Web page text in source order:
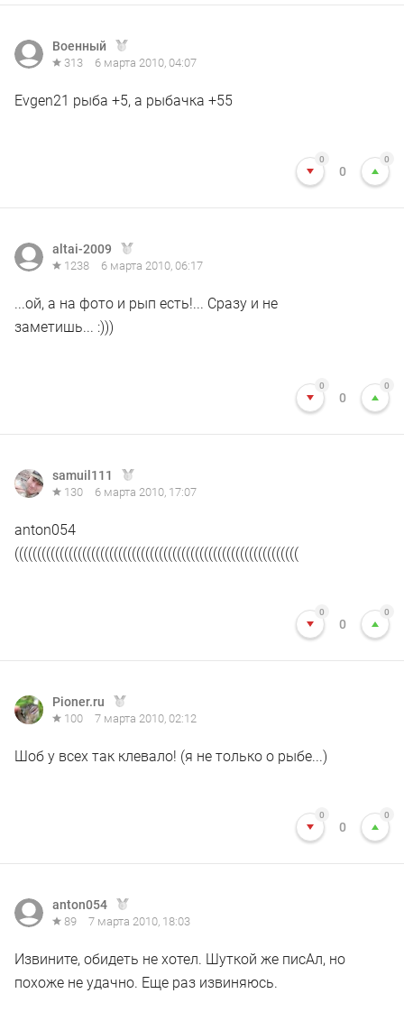
Военный
313 6 марта 2010, 04:07
Evgen21 рыба +5, а рыбачка +55
0
0
0
altai-2009
1238 6 марта 2010, 06:17
...ой, а на фото и рып есть!... Сразу и не
заметишь... :)))
0
0
0
samuil111
130 6 марта 2010, 17:07
anton054
(((((((((((((((((((((((((((((((((((((((((((((((((((((((((((((((
0
0
0
Pioner.ru
100 7 марта 2010, 02:12
Шоб у всех так клевало! (я не только о рыбе...)
0
0
0
anton054
89 7 марта 2010, 18:03
Извините, обидеть не хотел. Шуткой же писАл, но
похоже не удачно. Еще раз извиняюсь.